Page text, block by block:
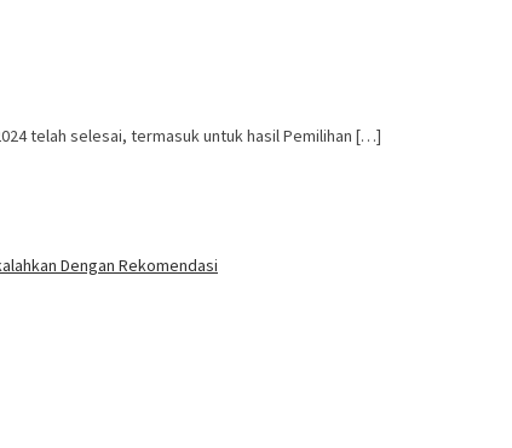
telah selesai, termasuk untuk hasil Pemilihan […]
Dengan Rekomendasi